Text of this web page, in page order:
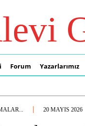
Forum Yazarlarımız
20 MAYIS 2026